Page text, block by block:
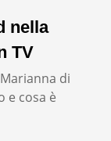
nella
TV
di
e cosa è